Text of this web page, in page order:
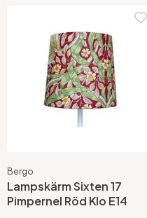
Bergo
Lampskärm Sixten 17
Pimpernel Röd Klo E14